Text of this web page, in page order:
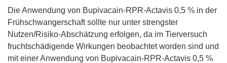
Die Anwendung von Bupivacain-RPR-Actavis 0,5 % in der
Frühschwangerschaft sollte nur unter strengster
Nutzen/Risiko-Abschätzung erfolgen, da im Tierversuch
fruchtschädigende Wirkungen beobachtet worden sind und
mit einer Anwendung von Bupivacain-RPR-Actavis 0,5 %